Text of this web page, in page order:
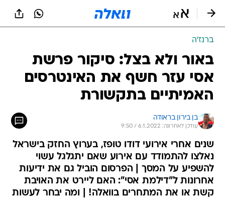
ברנז'ה
באור ולא בצל: סיקור פרשת
אסי עזר חשף את האינטרסים
האמיתיים בתקשורת
בן בירון בראודה
עודכן לאחרונה: 6.1.2022 / 9:50
שנים אחרי אירועי דודו טופז, בערוץ החזק בישראל
נאלצו להתמודד עם אירוע שאם יתגלגל עשוי
להשפיע על המסך | הפרסום הוביל גם את ידיעות
אחרונות ל"דילמת אסי": האם ליירט את האויבת
קשת או את המתחרים בוואלה! | ומה יבחר לעשות